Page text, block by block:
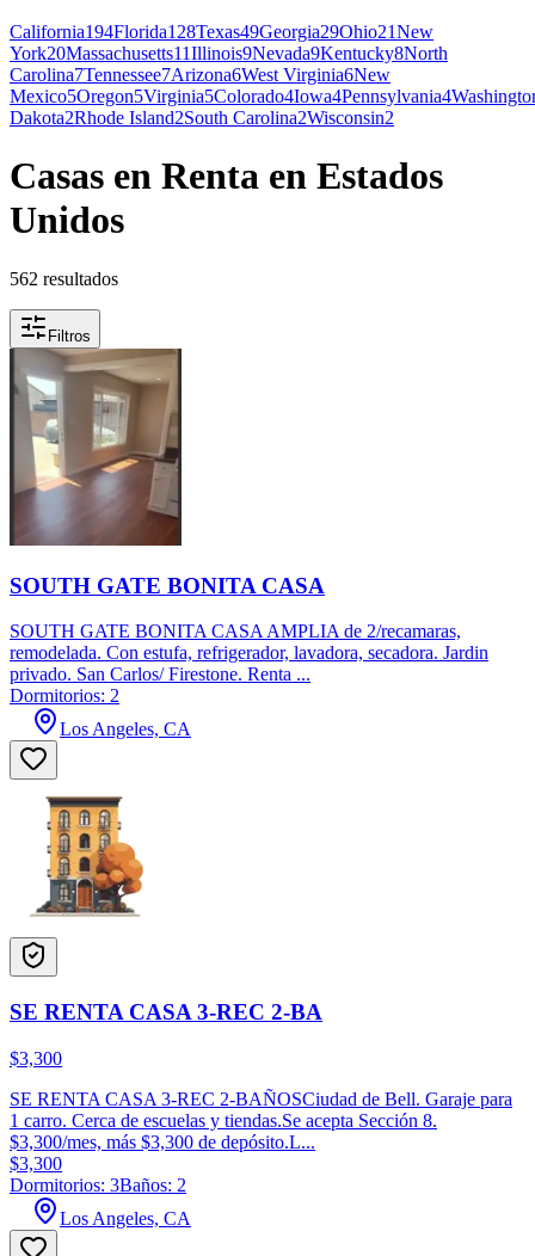
California194Florida128Texas49Georgia29Ohio21New
York20Massachusetts11Illinois9Nevada9Kentucky8North
Carolina7Tennessee7Arizona6West Virginia6New
Mexico5Oregon5Virginia5Colorado4Iowa4Pennsylvania4
Dakota2Rhode Island2South Carolina2Wisconsin2
Casas en Renta en Estados
Unidos
562 resultados
Filtros
SOUTH GATE BONITA CASA
SOUTH GATE BONITA CASA AMPLIA de 2/recamaras,
remodelada. Con estufa, refrigerador, lavadora, secadora. Jardin
privado. San Carlos/ Firestone. Renta ...
Dormitorios: 2
Los Angeles, CA
SE RENTA CASA 3-REC 2-BA
$3,300
SE RENTA CASA 3-REC 2-BAÑOSCiudad de Bell. Garaje para
1 carro. Cerca de escuelas y tiendas.Se acepta Sección 8.
$3,300/mes, más $3,300 de depósito.L...
$3,300
Dormitorios: 3Baños: 2
Los Angeles, CA